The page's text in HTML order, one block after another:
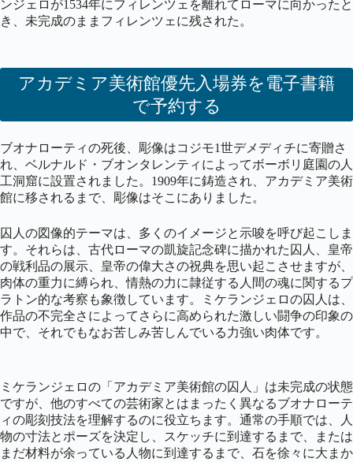
ンジェロが1534年にフィレンツェを離れてローマに向かったと
き、未完成のままフィレンツェに残された。
アカデミア美術館優先入場券を電子書籍
で予約する
ブオナローティの死後、彫像はコジモ1世デメディチに寄贈さ
れ、ベルナルド・ブオンタレンティによってボーボリ庭園の人
工洞窟に設置されました。1909年に鋳造され、アカデミア美術
館に移されるまで、彫像はそこにありました。
囚人の図像的テーマは、多くのイメージと示唆を呼び起こしま
す。それらは、古代ローマの凱旋記念碑に描かれた囚人、皇帝
の戦利品の展示、皇帝の偉大さの祝典を思い起こさせますが、
肉体の重力に縛られ、情熱の力に隷従する人間の魂に関するプ
ラトン的な考察も象徴しています。ミケランジェロの囚人は、
作品の不完全さによってさらに高められた激しい闘争の印象の
中で、それでもなお苦しみ苦しんでいる力強い肉体です。
ミケランジェロの「アカデミア美術館の囚人」は未完成の状態
ですが、他のすべての芸術家とはまったく異なるブオナローテ
ィの彫刻技法を理解するのに役立ちます。通常の手順では、人
物の寸法とポーズを決定し、スケッチに到達するまで、または
まだ材料が余っている人物に到達するまで、石を徐々に大まか